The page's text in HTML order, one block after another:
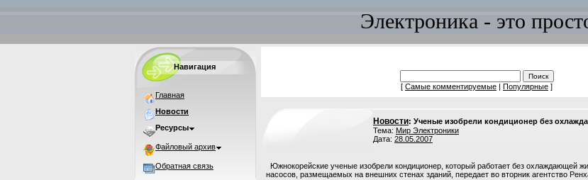
Электроника - это
Навигация
Главная
Новости
Ресурсы
Файловый архив
Обратная связь
[ Самые комментируемые | Популярные ]
Новости: Ученые изобрели кондиционер без
Тема: Мир Электроники
Дата: 28.05.2007
Южнокорейские ученые изобрели кондиционер, который работает без охлаждающей
насосов, размещаемых на внешних стенах зданий, передает во вторник агентство